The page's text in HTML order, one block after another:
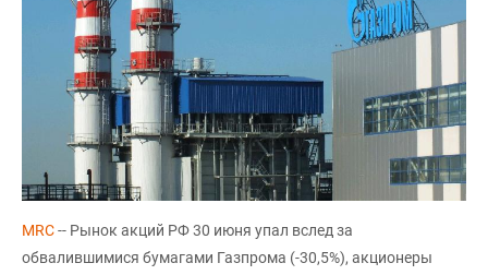
MRC-- Рынок акций РФ 30 июня упал вслед за
обвалившимися бумагами Газпрома (-30,5%), акционеры